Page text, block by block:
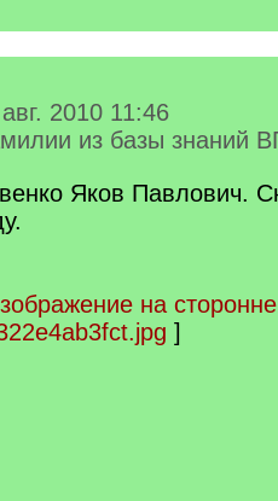
2010 11:46
из базы знаний
Яков Павлович.
на
]